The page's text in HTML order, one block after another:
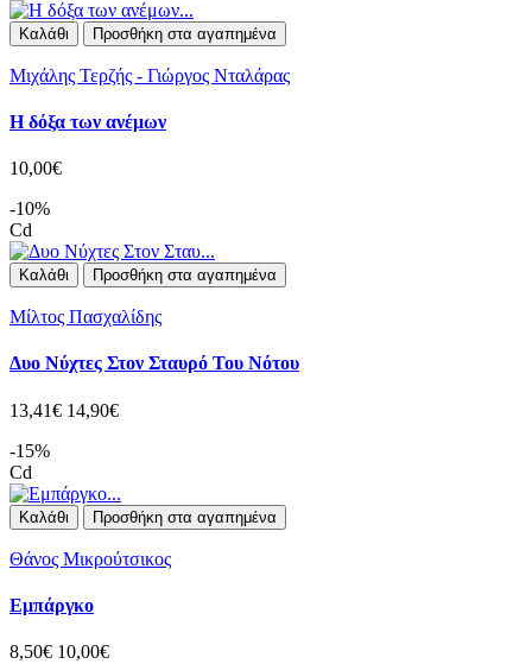
Καλάθι Προσθήκη στα αγαπημένα
Μιχάλης Τερζής - Γιώργος Νταλάρας
Η δόξα των ανέμων
10,00€
-10%
Cd
Καλάθι Προσθήκη στα αγαπημένα
Μίλτος Πασχαλίδης
Δυο Νύχτες Στον Σταυρό Του Νότου
13,41€ 14,90€
-15%
Cd
Καλάθι Προσθήκη στα αγαπημένα
Θάνος Μικρούτσικος
Εμπάργκο
8,50€ 10,00€